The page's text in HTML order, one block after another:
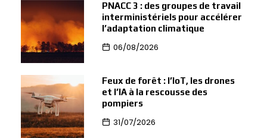
PNACC 3 : des groupes de travail
interministériels pour accélérer
l’adaptation climatique
06/08/2026
Feux de forêt : l’IoT, les drones
et l’IA à la rescousse des
pompiers
31/07/2026